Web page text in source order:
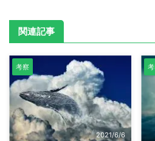
関連記事
考察
2021/6/6